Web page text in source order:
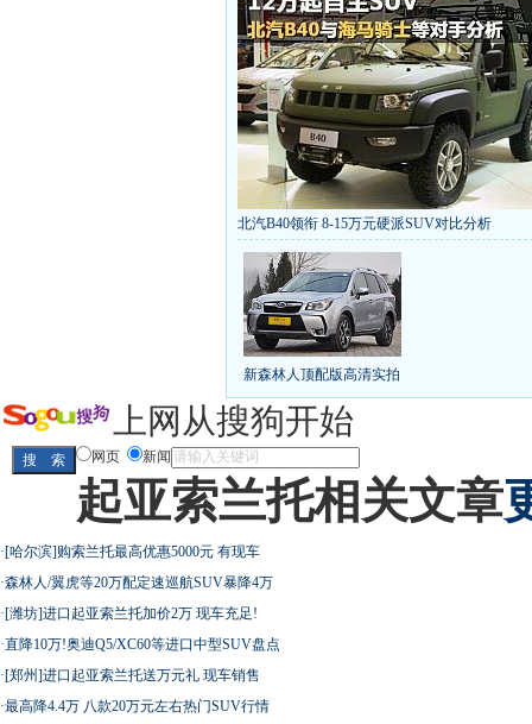
北汽B40领衔 8-15万元硬派SUV对比分析
丰田推八款低价新车 全新RAV4海外售
第九代雅阁/本田新小SUV
凯越已跌至8折甩卖 6款合资自主车是真的低价
给中国人争气的热销SUV 全新马自达6：海外
10万元新车叫板合资 15万买车谁好
长城2013年新SUV规划曝光
全新胜达23日上市 秒杀日系的SUV
大众6万
最高法解释：醉驾毒驾发生交通事故 交强险应
新森林人顶配版高清实拍
屌丝必看世界末日逃亡车
最强山寨 又奥迪又奔驰
上网从搜狗开始
网页 新闻
起亚索兰托相关文章
·[哈尔滨]购索兰托最高优惠5000元 有现车
·森林人/翼虎等20万配定速巡航SUV暴降4万
·[潍坊]进口起亚索兰托加价2万 现车充足!
·直降10万!奥迪Q5/XC60等进口中型SUV盘点
·[郑州]进口起亚索兰托送万元礼 现车销售
·最高降4.4万 八款20万元左右热门SUV行情